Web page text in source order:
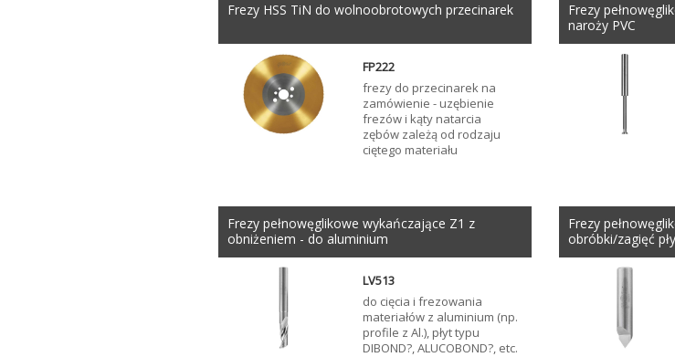
Frezy HSS TiN do wolnoobrotowych przecinarek
FP222
frezy do przecinarek na
zamówienie - uzębienie
frezów i kąty natarcia
zębów zależą od rodzaju
ciętego materiału
Frezy
naroży PVC
Frezy pełnowęglikowe wykańczające Z1 z
obniżeniem - do aluminium
LV513
do cięcia i frezowania
materiałów z aluminium (np.
profile z Al.), płyt typu
DIBOND?, ALUCOBOND?, etc.
Frezy
obróbki/zagięć